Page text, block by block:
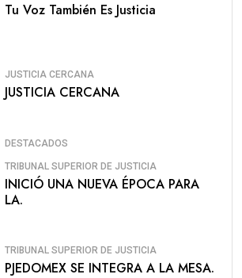
Tu Voz También Es Justicia
JUSTICIA CERCANA
JUSTICIA CERCANA
DESTACADOS
TRIBUNAL SUPERIOR DE JUSTICIA
INICIÓ UNA NUEVA ÉPOCA PARA
LA.
TRIBUNAL SUPERIOR DE JUSTICIA
PJEDOMEX SE INTEGRA A LA MESA.